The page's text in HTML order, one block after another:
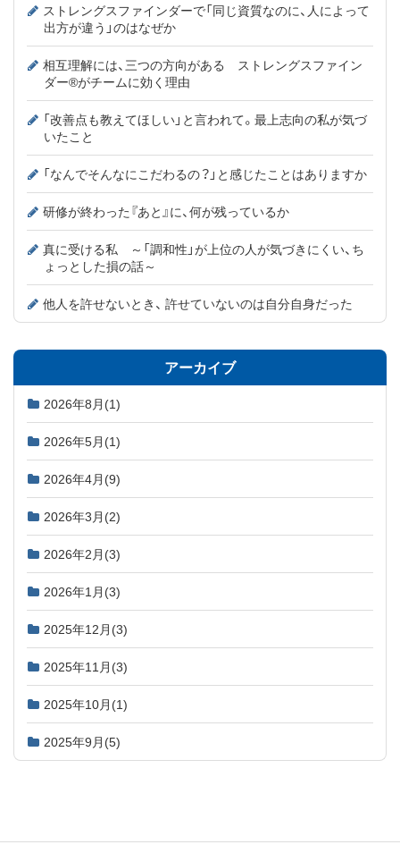
ストレングスファインダーで「同じ資質なのに、人によって
出方が違う」のはなぜか
相互理解には、三つの方向がある ストレングスファイン
ダー®がチームに効く理由
「改善点も教えてほしい」と言われて。最上志向の私が気づ
いたこと
「なんでそんなにこだわるの？」と感じたことはありますか
研修が終わった『あと』に、何が残っているか
真に受ける私 ～「調和性」が上位の人が気づきにくい、ち
ょっとした損の話～
他人を許せないとき、 許せていないのは自分自身だった
アーカイブ
2026年8月 (1)
2026年5月 (1)
2026年4月 (9)
2026年3月 (2)
2026年2月 (3)
2026年1月 (3)
2025年12月 (3)
2025年11月 (3)
2025年10月 (1)
2025年9月 (5)